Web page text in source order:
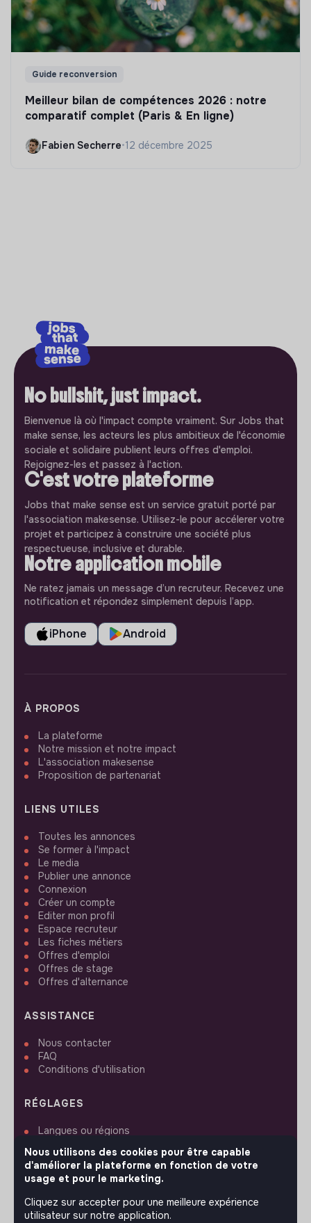
Guide reconversion
Meilleur bilan de compétences 2026 : notre
comparatif complet (Paris & En ligne)
Fabien Secherre•12 décembre 2025
No bullshit, just impact.
Bienvenue là où l'impact compte vraiment. Sur Jobs that
make sense, les acteurs les plus ambitieux de l'économie
sociale et solidaire publient leurs offres d'emploi.
Rejoignez-les et passez à l'action.
C'est votre plateforme
Jobs that make sense est un service gratuit porté par
l'association makesense. Utilisez-le pour accélerer votre
projet et participez à construire une société plus
respectueuse, inclusive et durable.
Notre application mobile
Ne ratez jamais un message d’un recruteur. Recevez une
notification et répondez simplement depuis l’app.
iPhone Android
À PROPOS
La plateforme
Notre mission et notre impact
L'association makesense
Proposition de partenariat
LIENS UTILES
Toutes les annonces
Se former à l'impact
Le media
Publier une annonce
Connexion
Créer un compte
Editer mon profil
Espace recruteur
Les fiches métiers
Offres d'emploi
Offres de stage
Offres d'alternance
ASSISTANCE
Nous contacter
FAQ
Conditions d'utilisation
RÉGLAGES
Langues ou régions
Paramètres des cookies
Nous utilisons des cookies pour être capable
d'améliorer la plateforme en fonction de votre
usage et pour le marketing.
Cliquez sur accepter pour une meilleure expérience
utilisateur sur notre application.